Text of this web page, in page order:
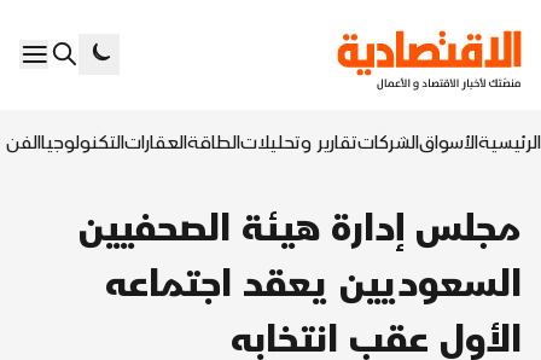
الرئيسيةالأسواقالشركاتتقارير وتحليلاتالطاقةالعقاراتالتكنولوجياالفن
مجلس إدارة هيئة الصحفيين
السعوديين يعقد اجتماعه
الأول عقب انتخابه